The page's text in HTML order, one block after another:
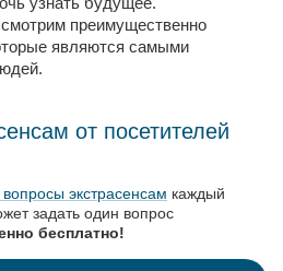
преимущественно
являются самыми
от посетителей
экстрасенсам каждый
задать один вопрос
бесплатно!